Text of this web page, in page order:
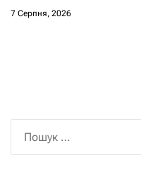
7 Серпня, 2026